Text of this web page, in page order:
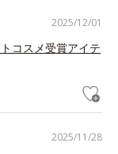
2025/12/01
コスメ受賞アイテ
2025/11/28